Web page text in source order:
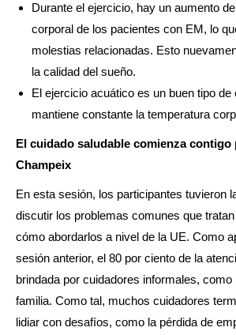
Durante el ejercicio, hay un aumento
corporal de los pacientes con EM, lo
molestias relacionadas. Esto
la calidad del sueño.
El ejercicio acuático es un buen tipo de
mantiene constante la temperatura
El cuidado saludable comienza contigo
Champeix
En esta sesión, los participantes tuvieron
discutir los problemas comunes que
cómo abordarlos a nivel de la UE. Como
sesión anterior, el 80 por ciento de la
brindada por cuidadores informales,
familia. Como tal, muchos cuidadores
lidiar con desafíos, como la pérdida de